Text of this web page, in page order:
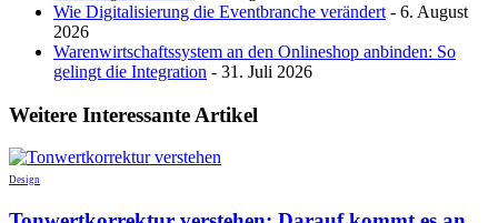
Wie Digitalisierung die Eventbranche verändert - 6. August
2026
Warenwirtschaftssystem an den Onlineshop anbinden: So
gelingt die Integration - 31. Juli 2026
Weitere Interessante Artikel
Design